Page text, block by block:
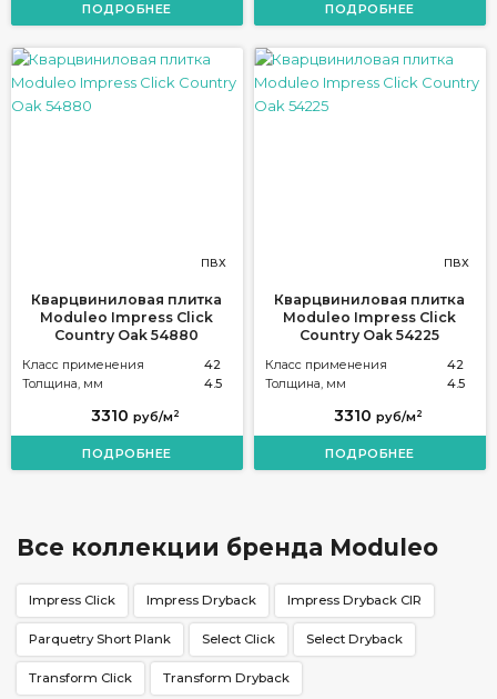
ПОДРОБНЕЕ ПОДРОБНЕЕ
ПВХ
Кварцвиниловая плитка
Moduleo Impress Click
Country Oak 54880
Класс применения
42
Толщина, мм
4.5
3310 руб/м 2
ПОДРОБНЕЕ
ПВХ
Кварцвиниловая плитка
Moduleo Impress Click
Country Oak 54225
Класс применения
42
Толщина, мм
4.5
3310 руб/м 2
ПОДРОБНЕЕ
Все коллекции бренда Moduleo
Impress Click Impress Dryback Impress Dryback CIR
Parquetry Short Plank Select Click Select Dryback
Transform Click Transform Dryback